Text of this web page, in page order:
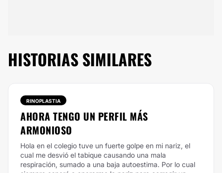
HISTORIAS SIMILARES
RINOPLASTIA
AHORA TENGO UN PERFIL MÁS
ARMONIOSO
Hola en el colegio tuve un fuerte golpe en mi nariz, el
cual me desvió el tabique causando una mala
respiración, sumado a una baja autoestima. Por lo cual